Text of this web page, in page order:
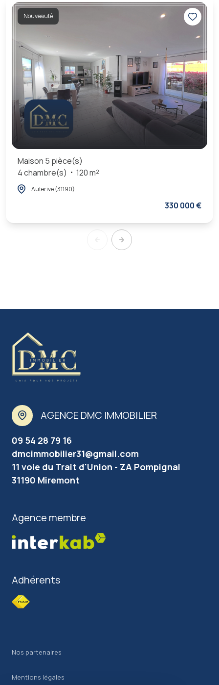
Nouveauté
Maison 5 pièce(s)
4 chambre(s)
120 m²
Auterive (31190)
330 000 €
AGENCE DMC IMMOBILIER
09 54 28 79 16
dmcimmobilier31@gmail.com
11 voie du Trait d'Union - ZA Pompignal
31190 Miremont
Agence membre
Adhérents
Nos partenaires
Mentions légales